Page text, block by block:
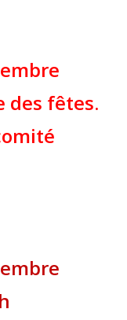
des fêtes.